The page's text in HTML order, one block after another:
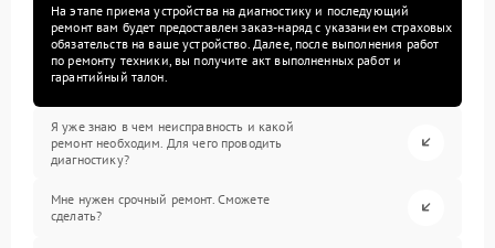
На этапе приема устройства на диагностику и последующий
ремонт вам будет предоставлен заказ-наряд с указанием страховых
обязательств на ваше устройство. Далее, после выполнения работ
по ремонту техники, вы получите акт выполненных работ и
гарантийный талон.
Я уже знаю в чем неисправность и какой
ремонт необходим. Для чего проводить
диагностику?
Мне нужен срочный ремонт. Сможете
сделать?